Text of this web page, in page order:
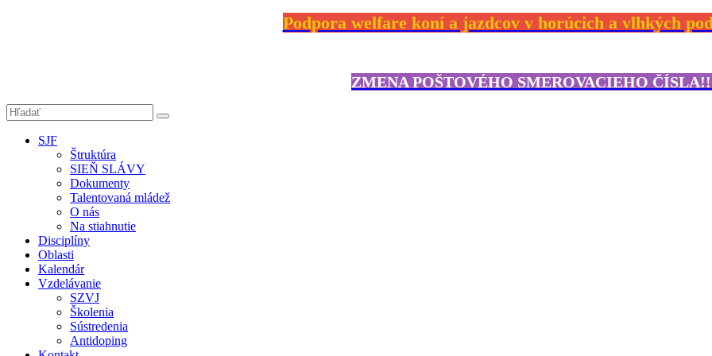
Podpora welfare koní a jazdcov v horúcich a vlhkých
ZMENA POŠTOVÉHO SMEROVACIEHO
SJF
Štruktúra
SIEŇ SLÁVY
Dokumenty
Talentovaná mládež
O nás
Na stiahnutie
Disciplíny
Oblasti
Kalendár
Vzdelávanie
SZVJ
Školenia
Sústredenia
Antidoping